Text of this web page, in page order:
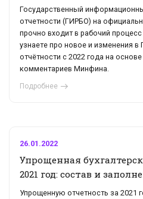
Государственный
отчетности (ГИРБО) на
прочно входит в рабочий процесс
узнаете про новое и изменения в
отчётности с 2022 года на
комментариев Минфина.
Подробнее
26.01.2022
Упрощенная
2021 год: состав и
Упрощенную отчетность за 2021